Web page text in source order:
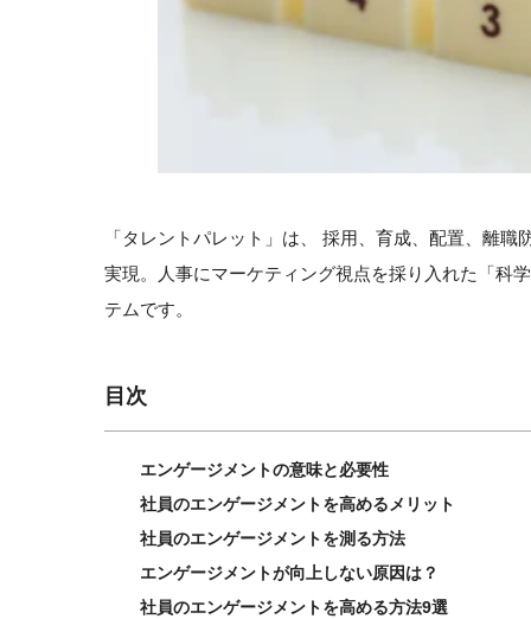
「タレントパレット」は、 採用、育成、配置、離
実現。人事にマーケティング視点を採り入れた「科
テムです。
目次
エンゲージメントの意味と必要性
社員のエンゲージメントを高めるメリット
社員のエンゲージメントを測る方法
エンゲージメントが向上しない原因は？
社員のエンゲージメントを高める方法9選